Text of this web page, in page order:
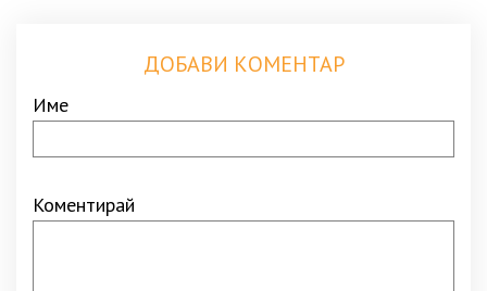
ДОБАВИ КОМЕНТАР
Име
Коментирай